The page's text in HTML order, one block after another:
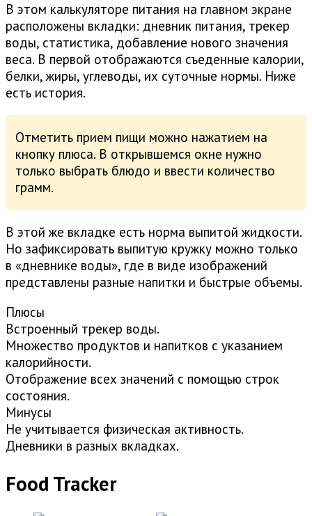
В этом калькуляторе питания на главном экране
расположены вкладки: дневник питания, трекер
воды, статистика, добавление нового значения
веса. В первой отображаются съеденные калории,
белки, жиры, углеводы, их суточные нормы. Ниже
есть история.
Отметить прием пищи можно нажатием на
кнопку плюса. В открывшемся окне нужно
только выбрать блюдо и ввести количество
грамм.
В этой же вкладке есть норма выпитой жидкости.
Но зафиксировать выпитую кружку можно только
в «дневнике воды», где в виде изображений
представлены разные напитки и быстрые объемы.
Плюсы
Встроенный трекер воды.
Множество продуктов и напитков с указанием
калорийности.
Отображение всех значений с помощью строк
состояния.
Минусы
Не учитывается физическая активность.
Дневники в разных вкладках.
Food Tracker